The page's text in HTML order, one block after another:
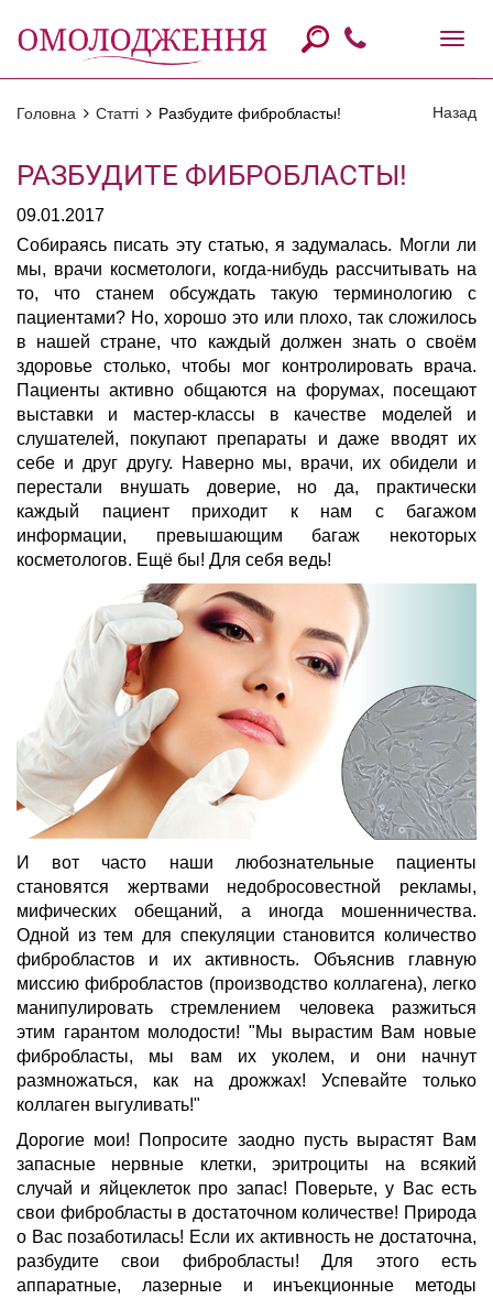
Назад
Головна Статті Разбудите фибробласты!
РАЗБУДИТЕ ФИБРОБЛАСТЫ!
09.01.2017
Собираясь писать эту статью, я задумалась. Могли ли
мы, врачи косметологи, когда-нибудь рассчитывать на
то, что станем обсуждать такую терминологию с
пациентами? Но, хорошо это или плохо, так сложилось
в нашей стране, что каждый должен знать о своём
здоровье столько, чтобы мог контролировать врача.
Пациенты активно общаются на форумах, посещают
выставки и мастер-классы в качестве моделей и
слушателей, покупают препараты и даже вводят их
себе и друг другу. Наверно мы, врачи, их обидели и
перестали внушать доверие, но да, практически
каждый пациент приходит к нам с багажом
информации, превышающим багаж некоторых
косметологов. Ещё бы! Для себя ведь!
И вот часто наши любознательные пациенты
становятся жертвами недобросовестной рекламы,
мифических обещаний, а иногда мошенничества.
Одной из тем для спекуляции становится количество
фибробластов и их активность. Объяснив главную
миссию фибробластов (производство коллагена), легко
манипулировать стремлением человека разжиться
этим гарантом молодости! "Мы вырастим Вам новые
фибробласты, мы вам их уколем, и они начнут
размножаться, как на дрожжах! Успевайте только
коллаген выгуливать!"
Дорогие мои! Попросите заодно пусть вырастят Вам
запасные нервные клетки, эритроциты на всякий
случай и яйцеклеток про запас! Поверьте, у Вас есть
свои фибробласты в достаточном количестве! Природа
о Вас позаботилась! Если их активность не достаточна,
разбудите свои фибробласты! Для этого есть
аппаратные, лазерные и инъекционные методы